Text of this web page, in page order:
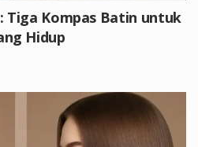
Tiga Kompas Batin untuk
Hidup